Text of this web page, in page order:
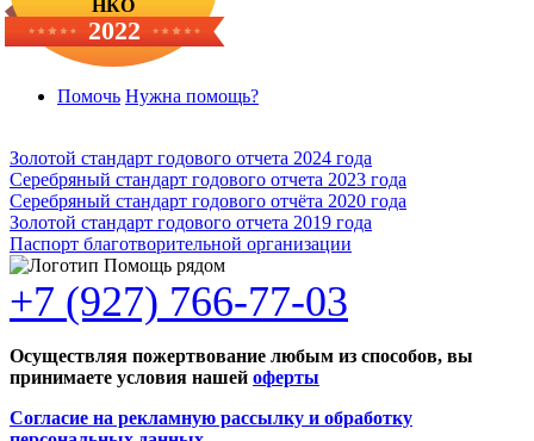
НКО
2022
Помочь Нужна помощь?
Золотой стандарт годового отчета 2024 года
Серебряный стандарт годового отчета 2023 года
Серебряный стандарт годового отчёта 2020 года
Золотой стандарт годового отчета 2019 года
Паспорт благотворительной организации
+7 (927) 766-77-03
Осуществляя пожертвование любым из способов, вы
принимаете условия нашей оферты
Согласие на рекламную рассылку и обработку